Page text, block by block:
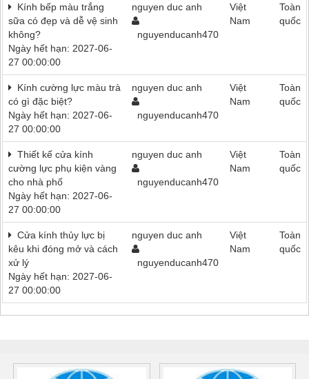
Kính bếp màu trắng
sữa có đẹp và dễ vệ sinh
không?
Ngày hết hạn: 2027-06-
27 00:00:00
nguyen duc anh
nguyenducanh470
Việt
Nam
Toàn
quốc
Kính cường lực màu trà
có gì đặc biệt?
Ngày hết hạn: 2027-06-
27 00:00:00
nguyen duc anh
nguyenducanh470
Việt
Nam
Toàn
quốc
Thiết kế cửa kính
cường lực phụ kiện vàng
cho nhà phố
Ngày hết hạn: 2027-06-
27 00:00:00
nguyen duc anh
nguyenducanh470
Việt
Nam
Toàn
quốc
Cửa kính thủy lực bị
kêu khi đóng mở và cách
xử lý
Ngày hết hạn: 2027-06-
27 00:00:00
nguyen duc anh
nguyenducanh470
Việt
Nam
Toàn
quốc